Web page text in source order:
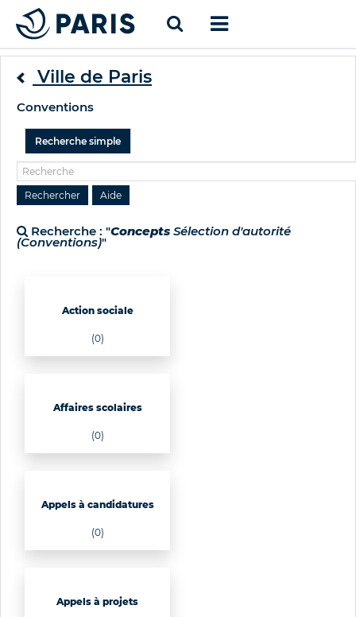
Ville de Paris
Conventions
Recherche simple
Recherche : "Concepts Sélection d'autorité
(Conventions)"
Action sociale
(0)
Affaires scolaires
(0)
Appels à candidatures
(0)
Appels à projets